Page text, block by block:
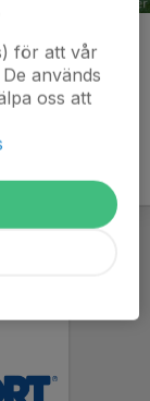
för att vår
används
oss att